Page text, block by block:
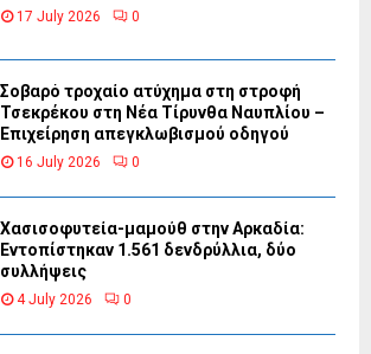
17 July 2026 0
Σοβαρό τροχαίο ατύχημα στη στροφή
Τσεκρέκου στη Νέα Τίρυνθα Ναυπλίου –
Επιχείρηση απεγκλωβισμού οδηγού
16 July 2026 0
Χασισοφυτεία-μαμούθ στην Αρκαδία:
Εντοπίστηκαν 1.561 δενδρύλλια, δύο
συλλήψεις
4 July 2026 0